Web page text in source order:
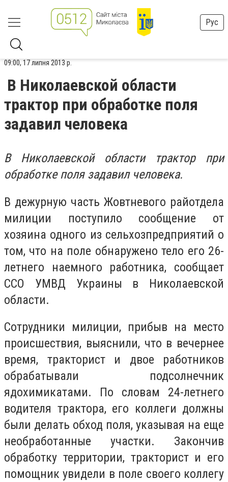
Рус
09:00, 17 липня 2013 р.
В Николаевской области
трактор при обработке поля
задавил человека
В Николаевской области трактор при
обработке поля задавил человека.
В дежурную часть Жовтневого райотдела
милиции поступило сообщение от
хозяина одного из сельхозпредприятий о
том, что на поле обнаружено тело его 26-
летнего наемного работника, сообщает
ССО УМВД Украины в Николаевской
области.
Сотрудники милиции, прибыв на место
происшествия, выяснили, что в вечернее
время, тракторист и двое работников
обрабатывали подсолнечник
ядохимикатами. По словам 24-летнего
водителя трактора, его коллеги должны
были делать обход поля, указывая на еще
необработанные участки. Закончив
обработку территории, тракторист и его
помощник увидели в поле своего коллегу